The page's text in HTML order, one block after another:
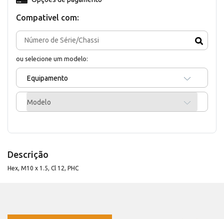
Compativel com:
ou selecione um modelo:
Equipamento
Modelo
Descrição
Hex, M10 x 1.5, Cl 12, PHC